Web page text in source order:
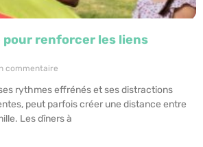
renforcer les liens
commentaire
rythmes effrénés et ses distractions
peut parfois créer une distance entre
Les dîners à